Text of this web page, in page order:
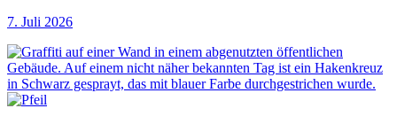
7. Juli 2026